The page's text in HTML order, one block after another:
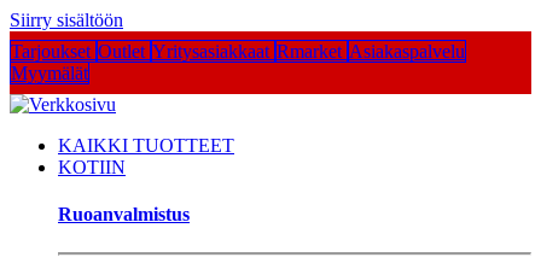
Siirry sisältöön
Tarjoukset Outlet Yritysasiakkaat Rmarket Asiakaspalvelu
Myymälät
KAIKKI TUOTTEET
KOTIIN
Ruoanvalmistus